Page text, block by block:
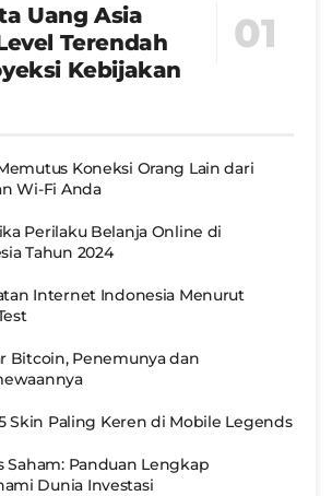
Uang Asia
Terendah
Kebijakan
Koneksi Orang Lain dari
Wi-Fi Anda
Perilaku Belanja Online di
Tahun 2024
Internet Indonesia Menurut
Bitcoin, Penemunya dan
Skin Paling Keren di Mobile Legends
Saham: Panduan Lengkap
Dunia Investasi